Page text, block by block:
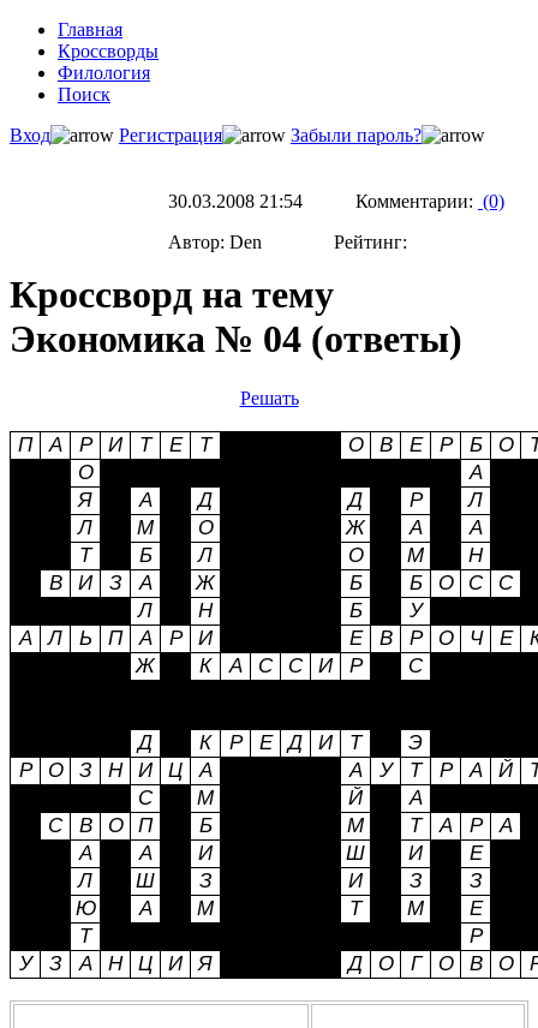
Главная
Кроссворды
Филология
Поиск
Вход
Регистрация Забыли пароль?
30.03.2008 21:54 Комментарии: (0)
Автор: Den Рейтинг:
Кроссворд на тему
Экономика № 04 (ответы)
Решать